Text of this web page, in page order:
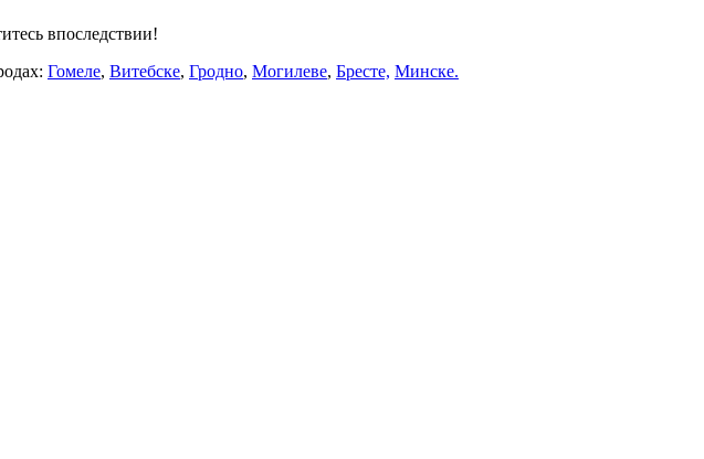
впоследствии!
Гомеле, Витебске, Гродно, Могилеве, Бресте, Минске.